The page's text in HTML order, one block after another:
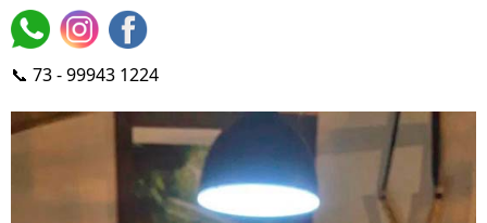
📞 73 - 99943 1224